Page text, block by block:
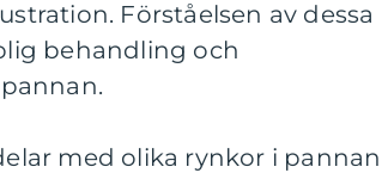
Förståelsen av dessa
behandling och
med olika rynkor i pannan